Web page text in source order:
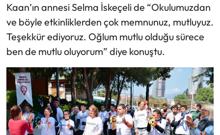
Kaan’ın annesi Selma İskeçeli de “Okulumuzdan
ve böyle etkinliklerden çok memnunuz, mutluyuz.
Teşekkür ediyoruz. Oğlum mutlu olduğu sürece
ben de mutlu oluyorum” diye konuştu.